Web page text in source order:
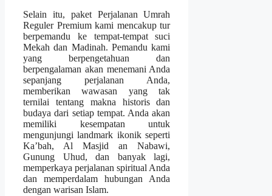
Selain itu, paket Perjalanan Umrah
Reguler Premium kami mencakup tur
berpemandu ke tempat-tempat suci
Mekah dan Madinah. Pemandu kami
yang berpengetahuan dan
berpengalaman akan menemani Anda
sepanjang perjalanan Anda,
memberikan wawasan yang tak
ternilai tentang makna historis dan
budaya dari setiap tempat. Anda akan
memiliki kesempatan untuk
mengunjungi landmark ikonik seperti
Ka’bah, Al Masjid an Nabawi,
Gunung Uhud, dan banyak lagi,
memperkaya perjalanan spiritual Anda
dan memperdalam hubungan Anda
dengan warisan Islam.